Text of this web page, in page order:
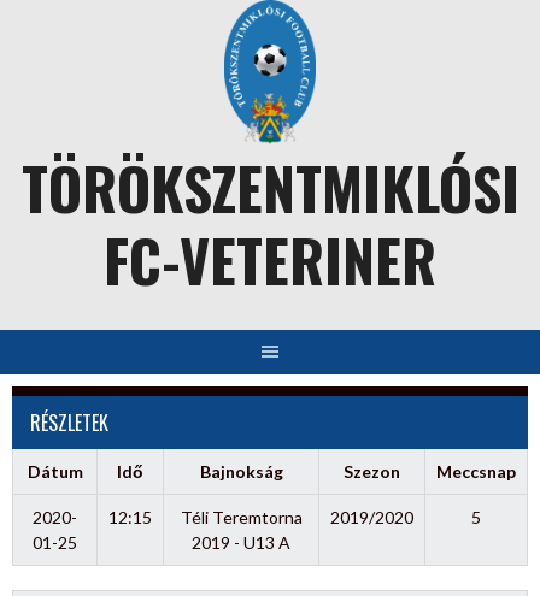
TÖRÖKSZENTMIKLÓSI
FC-VETERINER
RÉSZLETEK
Dátum Idő Bajnokság Szezon Meccsnap
2020-
01-25
12:15
Téli Teremtorna
2019 - U13 A
2019/2020 5